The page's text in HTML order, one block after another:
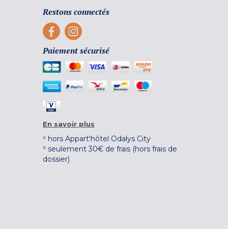
Restons connectés
Paiement sécurisé
En savoir plus
² hors Appart'hôtel Odalys City
³ seulement 30€ de frais (hors frais de
dossier)